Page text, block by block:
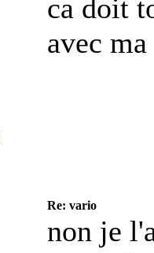
ca doit
avec
Re: vario
non je